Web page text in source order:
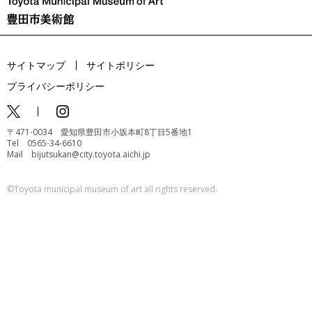
サイトマップ
サイトポリシー
プライバシーポリシー
〒471-0034 愛知県豊田市小坂本町8丁目5番地1
Tel 0565-34-6610
Mail bijutsukan@city.toyota.aichi.jp
©️Toyota municipal museum of art all rights reserved.